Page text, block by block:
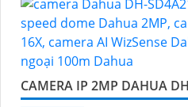
CAMERA IP 2MP DAHUA